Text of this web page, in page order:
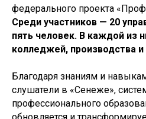
федерального проекта
Среди участников — 20
пять человек. В каждой из
колледжей, производства и
Благодаря знаниям и
слушатели в «Сенеже»,
профессионального